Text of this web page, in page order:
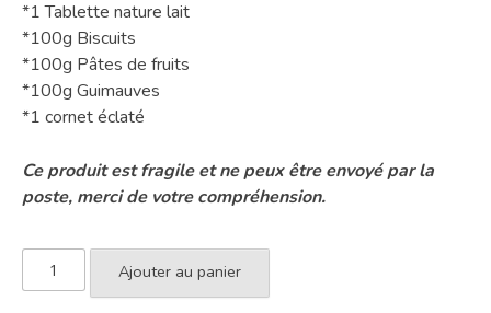
*1 Tablette nature lait
*100g Biscuits
*100g Pâtes de fruits
*100g Guimauves
*1 cornet éclaté
Ce produit est fragile et ne peux être envoyé par la
poste, merci de votre compréhension.
Ajouter au panier